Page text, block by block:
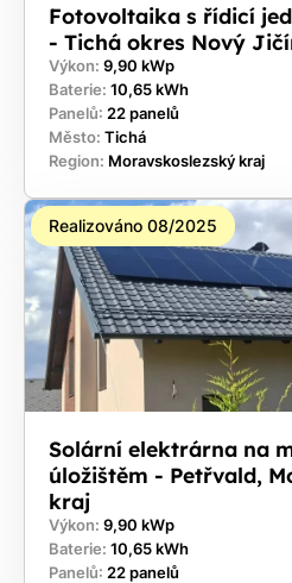
Fotovoltaika s řídicí
- Tichá okres Nový
Výkon: 9,90 kWp
Baterie: 10,65 kWh
Panelů: 22 panelů
Město: Tichá
Region: Moravskoslezský kraj
Realizováno 08/2025
Solární elektrárna na
úložištěm - Petřvald,
kraj
Výkon: 9,90 kWp
Baterie: 10,65 kWh
Panelů: 22 panelů